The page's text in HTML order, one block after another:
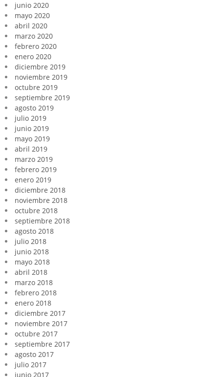
junio 2020
mayo 2020
abril 2020
marzo 2020
febrero 2020
enero 2020
diciembre 2019
noviembre 2019
octubre 2019
septiembre 2019
agosto 2019
julio 2019
junio 2019
mayo 2019
abril 2019
marzo 2019
febrero 2019
enero 2019
diciembre 2018
noviembre 2018
octubre 2018
septiembre 2018
agosto 2018
julio 2018
junio 2018
mayo 2018
abril 2018
marzo 2018
febrero 2018
enero 2018
diciembre 2017
noviembre 2017
octubre 2017
septiembre 2017
agosto 2017
julio 2017
junio 2017